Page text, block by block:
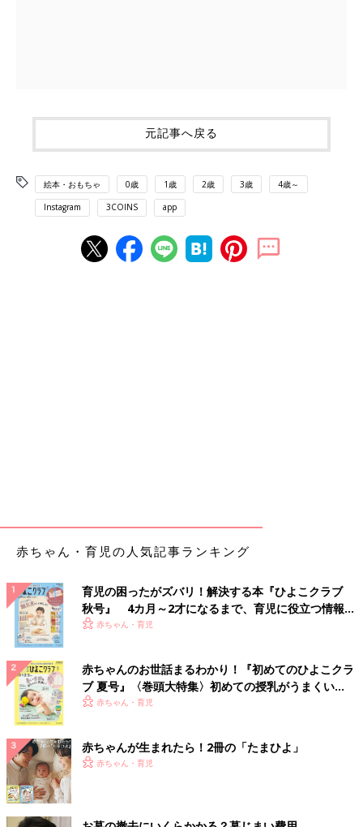
元記事へ戻る
絵本・おもちゃ 0歳 1歳 2歳 3歳 4歳～
Instagram 3COINS app
赤ちゃん・育児の人気記事ランキング
育児の困ったがズバリ！解決する本『ひよこクラブ
秋号』 4カ月～2才になるまで、育児に役立つ情報が
いっぱい！
赤ちゃん・育児
赤ちゃんのお世話まるわかり！『初めてのひよこクラ
ブ 夏号』〈巻頭大特集〉初めての授乳がうまくい
く！ おっぱい・ミルクの基本と夏のトラブル 解決テ
赤ちゃん・育児
赤ちゃんが生まれたら！2冊の「たまひよ」
赤ちゃん・育児